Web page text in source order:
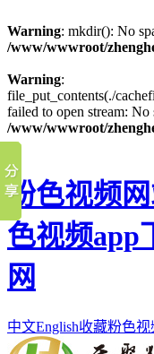
Warning: mkdir(): No
/www/wwwroot/
Warning:
file_put_contents(./
failed to open stream:
/www/wwwroot/
粉色视频
色视频app
网
中文English收藏粉色视